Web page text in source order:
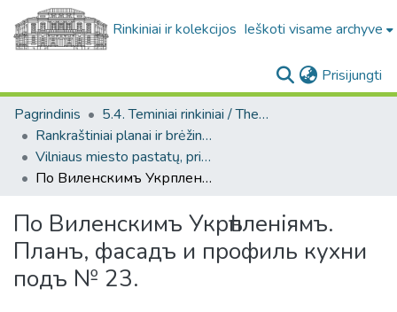
Rinkiniai ir kolekcijos Ieškoti visame archyve
Prisijungti
Pagrindinis
5.4. Teminiai rinkiniai / Thematic collections
Rankraštiniai planai ir brėžiniai. F229
Vilniaus miesto pastatų, priemiesčių, apylinkių planai (Rankraštiniai planai ir brėžiniai. F229)
По Виленскимъ Укрѣпленiямъ. Планъ, фасадъ и профиль кухни подъ № 23.
По Виленскимъ Укрѣпленiямъ.
Планъ, фасадъ и профиль кухни
подъ № 23.